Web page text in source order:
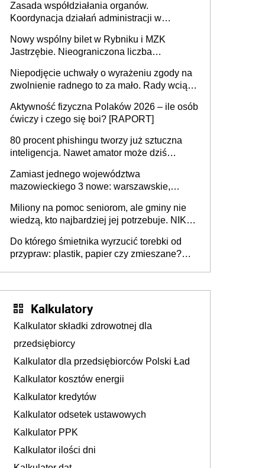
Zasada współdziałania organów.
Koordynacja działań administracji w
Nowy wspólny bilet w Rybniku i MZK
Jastrzębie. Nieograniczona liczba
Niepodjęcie uchwały o wyrażeniu zgody na
zwolnienie radnego to za mało. Rady wciąż
rozstrzygać sprawy
Aktywność fizyczna Polaków 2026 – ile osób
ćwiczy i czego się boi? [RAPORT]
80 procent phishingu tworzy już sztuczna
inteligencja. Nawet amator może dziś
Zamiast jednego województwa
mazowieckiego 3 nowe: warszawskie,
Europie nie ma tak dużych jednostek
stołecznych
Miliony na pomoc seniorom, ale gminy nie
wiedzą, kto najbardziej jej potrzebuje. NIK
Do którego śmietnika wyrzucić torebki od
przypraw: plastik, papier czy zmieszane?
Kalkulatory
Kalkulator składki zdrowotnej dla
przedsiębiorcy
Kalkulator dla przedsiębiorców Polski Ład
Kalkulator kosztów energii
Kalkulator kredytów
Kalkulator odsetek ustawowych
Kalkulator PPK
Kalkulator ilości dni